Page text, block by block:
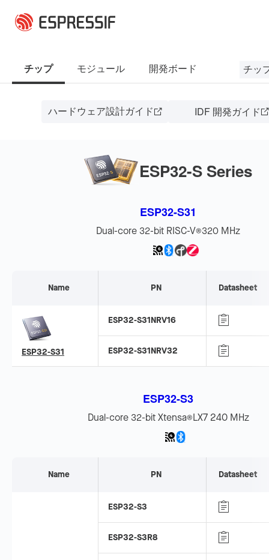
チップ モジュール 開発ボード チッ
ハードウェア設計ガイド IDF 開発ガイド
ESP32-S Series
ESP32-S31
Dual-core 32-bit RISC-V®320 MHz
Name PN Datasheet
ESP32-S31
ESP32-S31NRV16
ESP32-S31NRV32
ESP32-S3
Dual-core 32-bit Xtensa® LX7 240 MHz
Name PN Datasheet
ESP32-S3
ESP32-S3R8